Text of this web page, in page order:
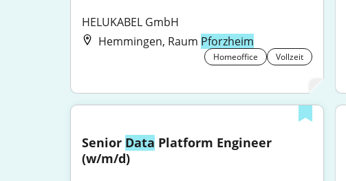
HELUKABEL GmbH
Hemmingen, Raum Pforzheim
Homeoffice Vollzeit
Senior Data Platform Engineer
(w/m/d)